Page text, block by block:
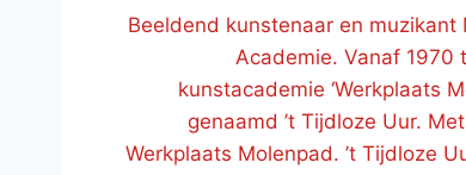
Beeldend kunstenaar en
Academie. Vanaf 1970
kunstacademie ‘Werkplaats
genaamd ’t Tijdloze Uur.
Werkplaats Molenpad. ’t Tijdloze